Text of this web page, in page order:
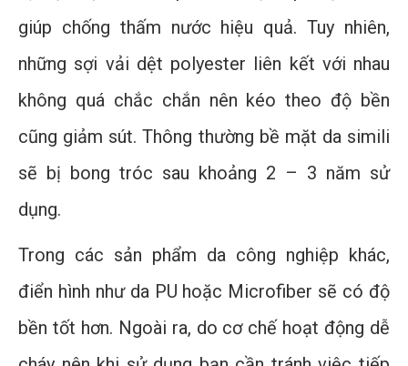
giúp chống thấm nước hiệu quả. Tuy nhiên,
những sợi vải dệt polyester liên kết với nhau
không quá chắc chắn nên kéo theo độ bền
cũng giảm sút. Thông thường bề mặt da simili
sẽ bị bong tróc sau khoảng 2 – 3 năm sử
dụng.
Trong các sản phẩm da công nghiệp khác,
điển hình như da PU hoặc Microfiber sẽ có độ
bền tốt hơn. Ngoài ra, do cơ chế hoạt động dễ